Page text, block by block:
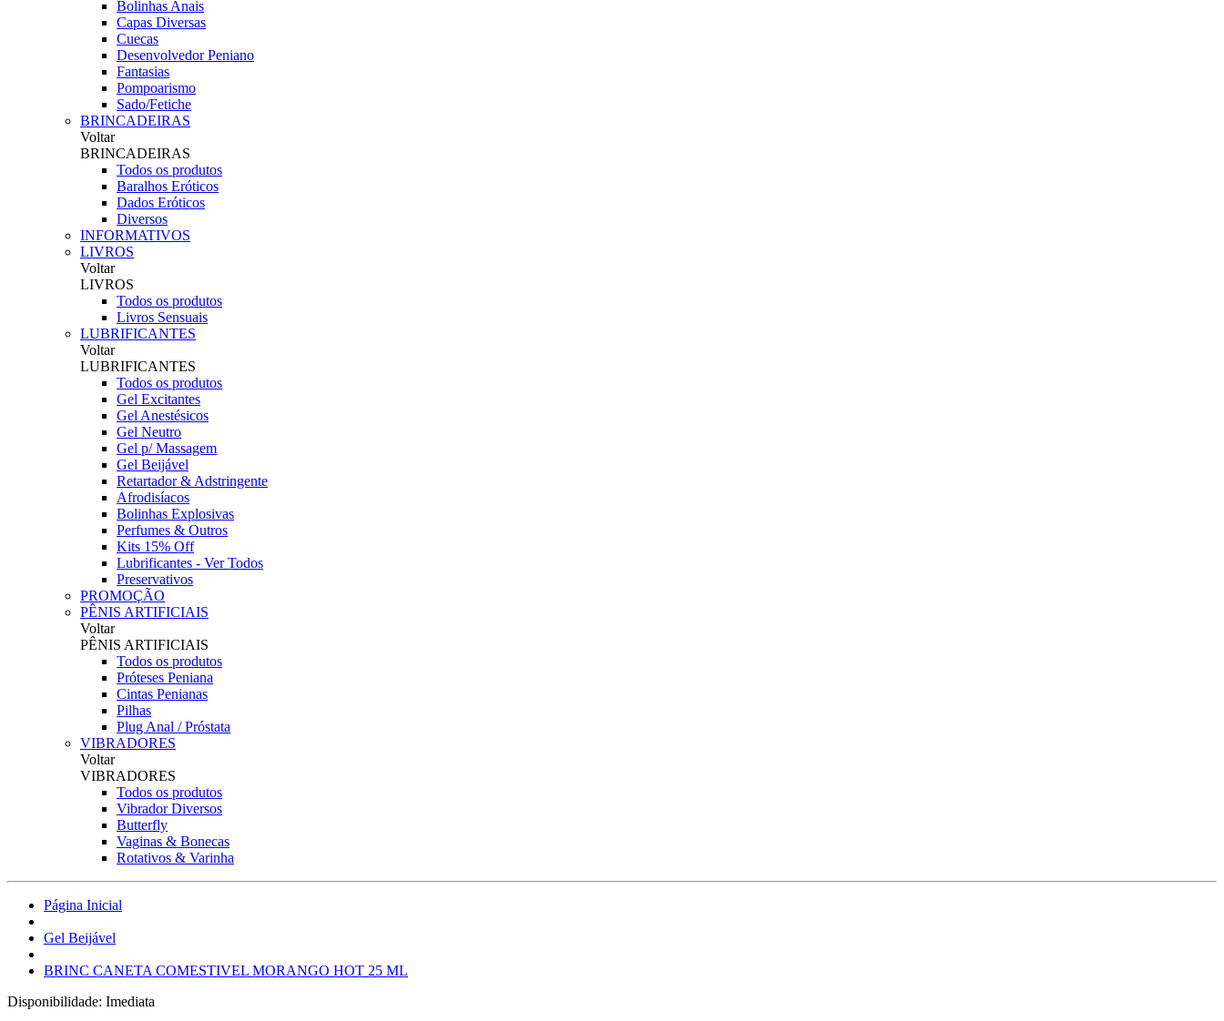
Bolinhas Anais
Capas Diversas
Cuecas
Desenvolvedor Peniano
Fantasias
Pompoarismo
Sado/Fetiche
BRINCADEIRAS
Voltar
BRINCADEIRAS
Todos os produtos
Baralhos Eróticos
Dados Eróticos
Diversos
INFORMATIVOS
LIVROS
Voltar
LIVROS
Todos os produtos
Livros Sensuais
LUBRIFICANTES
Voltar
LUBRIFICANTES
Todos os produtos
Gel Excitantes
Gel Anestésicos
Gel Neutro
Gel p/ Massagem
Gel Beijável
Retartador & Adstringente
Afrodisíacos
Bolinhas Explosivas
Perfumes & Outros
Kits 15% Off
Lubrificantes - Ver Todos
Preservativos
PROMOÇÃO
PÊNIS ARTIFICIAIS
Voltar
PÊNIS ARTIFICIAIS
Todos os produtos
Próteses Peniana
Cintas Penianas
Pilhas
Plug Anal / Próstata
VIBRADORES
Voltar
VIBRADORES
Todos os produtos
Vibrador Diversos
Butterfly
Vaginas & Bonecas
Rotativos & Varinha
Página Inicial
Gel Beijável
BRINC CANETA COMESTIVEL MORANGO HOT 25 ML
Disponibilidade: Imediata